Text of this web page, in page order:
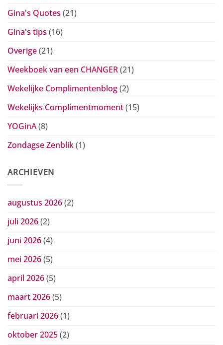
Gina's Quotes (21)
Gina's tips (16)
Overige(21)
Weekboek van een CHANGER(21)
Wekelijke Complimentenblog(2)
Wekelijks Complimentmoment(15)
YOGinA(8)
Zondagse Zenblik(1)
ARCHIEVEN
augustus 2026(2)
juli 2026(2)
juni 2026(4)
mei 2026(5)
april 2026(5)
maart 2026(5)
februari 2026(1)
oktober 2025(2)